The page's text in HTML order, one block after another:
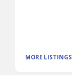
MORE LISTINGS